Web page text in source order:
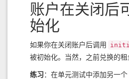
账户在关闭后
始化
如果你在关闭账户后调用
被初始化。当然，之前兑换的租
练习：在单元测试中添加另一个